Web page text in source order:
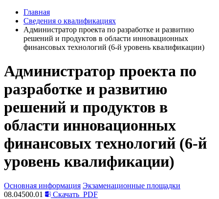
Главная
Сведения о квалификациях
Администратор проекта по разработке и развитию
решений и продуктов в области инновационных
финансовых технологий (6-й уровень квалификации)
Администратор проекта по
разработке и развитию
решений и продуктов в
области инновационных
финансовых технологий (6-й
уровень квалификации)
Основная информация Экзаменационные площадки
08.04500.01
Скачать PDF